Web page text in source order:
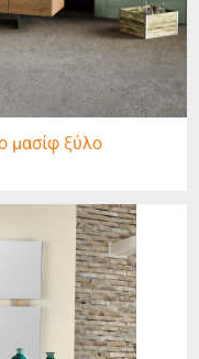
μασίφ ξύλο